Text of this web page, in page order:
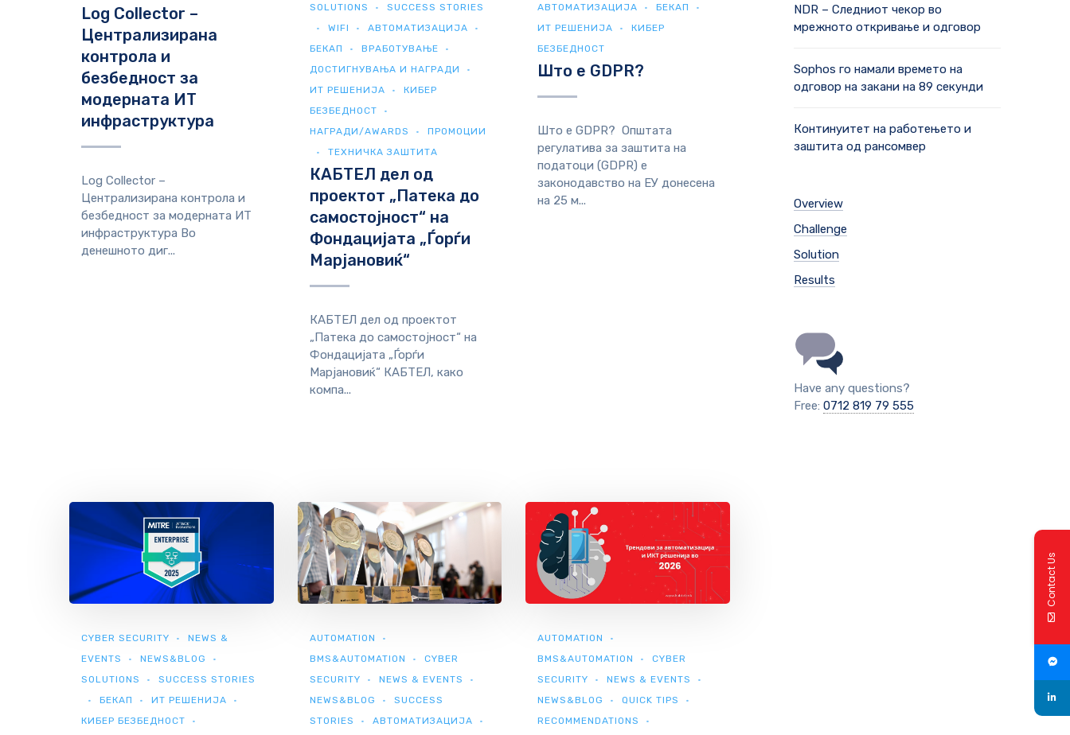
Log Collector –
Централизирана
контрола и
безбедност за
модерната ИТ
инфраструктура
Log Collector –
Централизирана контрола и
безбедност за модерната ИТ
инфраструктура Во
денешното диг...
SOLUTIONS
SUCCESS STORIES
WIFI
АВТОМАТИЗАЦИЈА
БЕКАП
ВРАБОТУВАЊЕ
ДОСТИГНУВАЊА И НАГРАДИ
ИТ РЕШЕНИЈА
КИБЕР
БЕЗБЕДНОСТ
НАГРАДИ/AWARDS
ПРОМОЦИИ
ТЕХНИЧКА ЗАШТИТА
КАБТЕЛ дел од
проектот „Патека до
самостојност“ на
Фондацијата „Ѓорѓи
Марјановиќ“
КАБТЕЛ дел од проектот
„Патека до самостојност“ на
Фондацијата „Ѓорѓи
Марјановиќ“ КАБТЕЛ, како
компа...
АВТОМАТИЗАЦИЈА
БЕКАП
ИТ РЕШЕНИЈА
КИБЕР
БЕЗБЕДНОСТ
Што е GDPR?
Што е GDPR? Општата
регулатива за заштита на
податоци (GDPR) е
законодавство на ЕУ донесенa
на 25 м...
CYBER SECURITY
NEWS &
EVENTS
NEWS&BLOG
SOLUTIONS
SUCCESS STORIES
БЕКАП
ИТ РЕШЕНИЈА
КИБЕР БЕЗБЕДНОСТ
AUTOMATION
BMS&AUTOMATION
CYBER
SECURITY
NEWS & EVENTS
NEWS&BLOG
SUCCESS
STORIES
АВТОМАТИЗАЦИЈА
AUTOMATION
BMS&AUTOMATION
CYBER
SECURITY
NEWS & EVENTS
NEWS&BLOG
QUICK TIPS
RECOMMENDATIONS
NDR – Следниот чекор во
мрежното откривање и одговор
Sophos го намали времето на
одговор на закани на 89 секунди
Континуитет на работењето и
заштита од рансомвер
Overview
Challenge
Solution
Results
Have any questions?
Free: 0712 819 79 555
Contact Us